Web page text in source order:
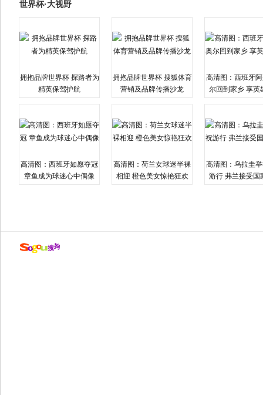
世界杯·大视野
拥抱品牌世界杯 探路者为
精英保驾护航
拥抱品牌世界杯 搜狐体育
营销及品牌传播沙龙
高清图：西班牙
尔回到家乡 享英
高清图：西班牙如愿夺冠
章鱼成为球迷心中偶像
高清图：荷兰女球迷半裸
相迎 橙色美女惊艳狂欢
高清图：乌拉圭
游行 弗兰接受国